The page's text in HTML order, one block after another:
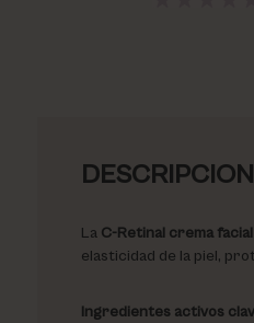
DESCRIPCION
La C-Retinal crema
elasticidad de la piel,
Ingredientes activos